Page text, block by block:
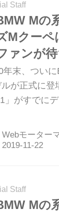
Staff
M
Mクー
ァンが
だった
年末、つい
が正式に登
」がすでに
当時、M5が
ンジンを搭載
ーズMクー
ーボ化され
Webモーター
Staff
M